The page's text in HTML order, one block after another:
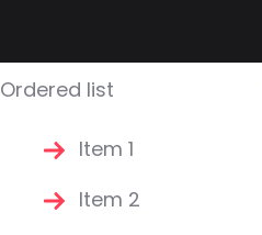
Ordered list
Item 1
Item 2